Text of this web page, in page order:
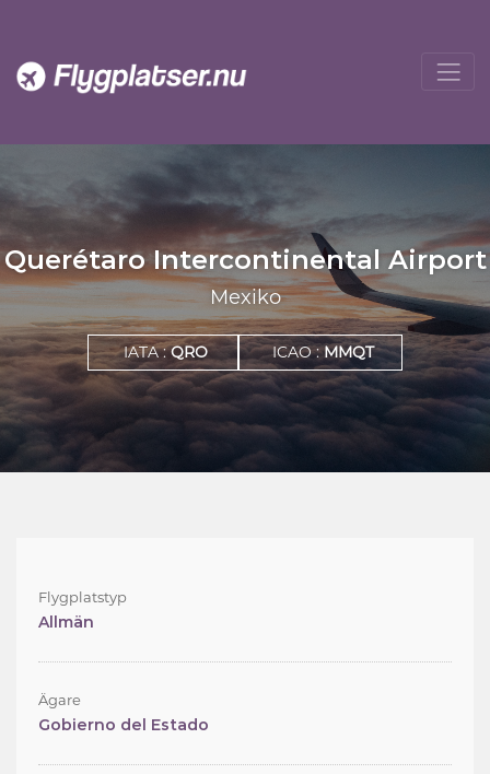
Querétaro Intercontinental Airport
Mexiko
IATA :QRO ICAO :MMQT
Flygplatstyp
Allmän
Ägare
Gobierno del Estado